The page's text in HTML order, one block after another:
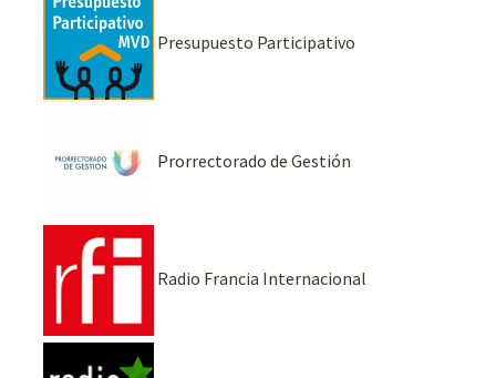
Presupuesto Participativo
Prorrectorado de Gestión
Radio Francia Internacional